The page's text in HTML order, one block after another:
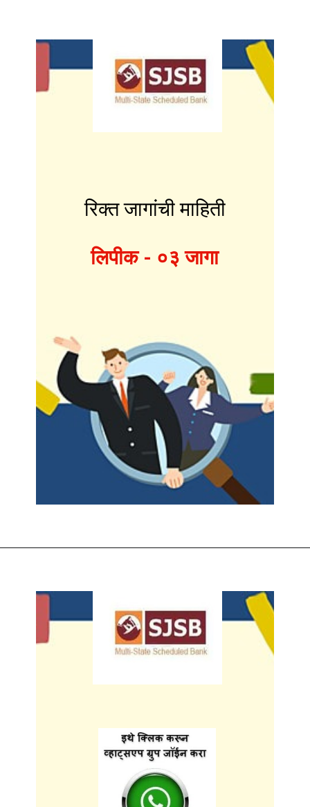
रिक्त जागांची माहिती
लिपीक - ०३ जागा